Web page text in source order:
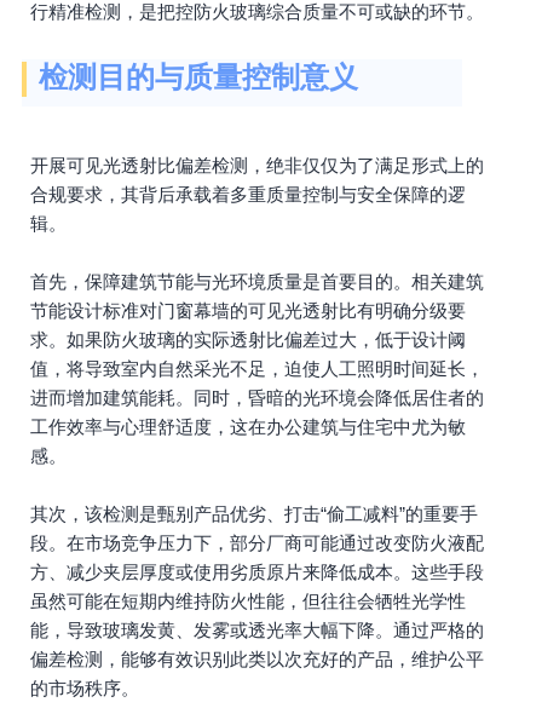
行精准检测，是把控防火玻璃综合质量不可或缺的环节。
检测目的与质量控制意义
开展可见光透射比偏差检测，绝非仅仅为了满足形式上的
合规要求，其背后承载着多重质量控制与安全保障的逻
辑。
首先，保障建筑节能与光环境质量是首要目的。相关建筑
节能设计标准对门窗幕墙的可见光透射比有明确分级要
求。如果防火玻璃的实际透射比偏差过大，低于设计阈
值，将导致室内自然采光不足，迫使人工照明时间延长，
进而增加建筑能耗。同时，昏暗的光环境会降低居住者的
工作效率与心理舒适度，这在办公建筑与住宅中尤为敏
感。
其次，该检测是甄别产品优劣、打击“偷工减料”的重要手
段。在市场竞争压力下，部分厂商可能通过改变防火液配
方、减少夹层厚度或使用劣质原片来降低成本。这些手段
虽然可能在短期内维持防火性能，但往往会牺牲光学性
能，导致玻璃发黄、发雾或透光率大幅下降。通过严格的
偏差检测，能够有效识别此类以次充好的产品，维护公平
的市场秩序。